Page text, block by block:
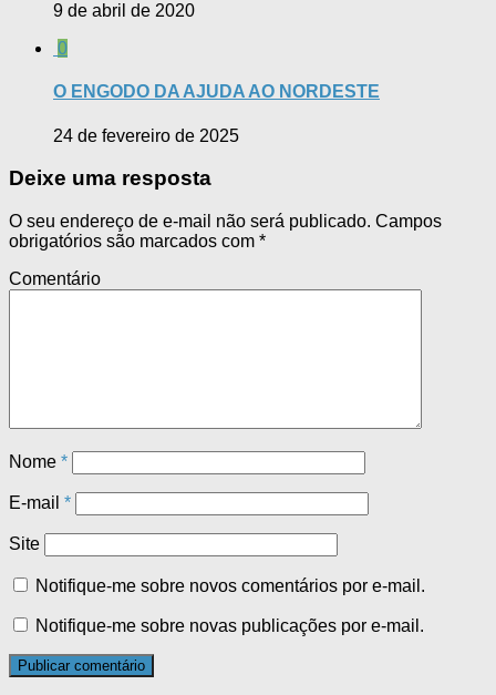
9 de abril de 2020
0
O ENGODO DA AJUDA AO NORDESTE
24 de fevereiro de 2025
Deixe uma resposta
O seu endereço de e-mail não será publicado. Campos
obrigatórios são marcados com *
Comentário
Nome *
E-mail *
Site
Notifique-me sobre novos comentários por e-mail.
Notifique-me sobre novas publicações por e-mail.